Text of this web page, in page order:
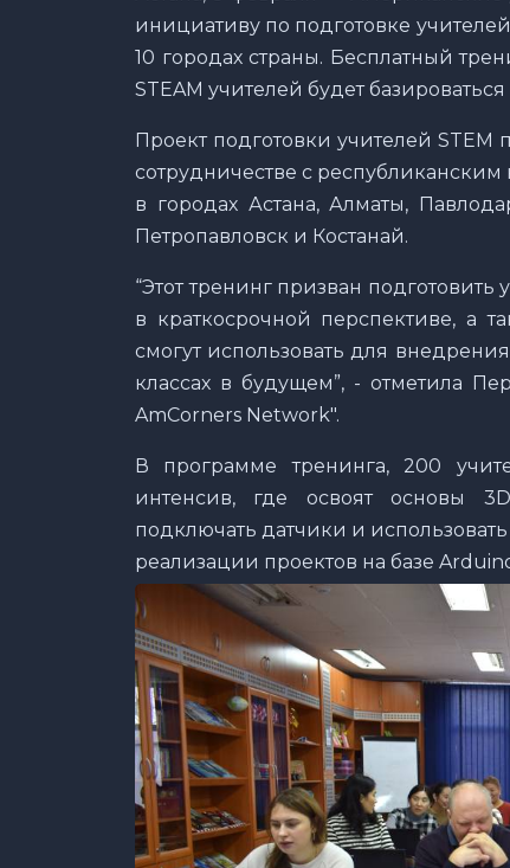
инициативу по подготовке
10 городах страны. Бесплатный
STEAM учителей будет
Проект подготовки учителей
сотрудничестве с
в городах Астана, Алматы,
Петропавловск и Костанай.
“Этот тренинг призван
в краткосрочной перспективе, а
смогут использовать для
классах в будущем”, - отметила
AmCorners Network".
В программе тренинга, 200
интенсив, где освоят основы
подключать датчики и
реализации проектов на базе